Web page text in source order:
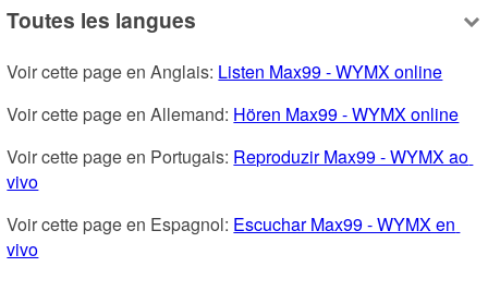
Toutes les langues
Voir cette page en Anglais: Listen Max99 - WYMX online
Voir cette page en Allemand: Hören Max99 - WYMX online
Voir cette page en Portugais: Reproduzir Max99 - WYMX ao
vivo
Voir cette page en Espagnol: Escuchar Max99 - WYMX en
vivo